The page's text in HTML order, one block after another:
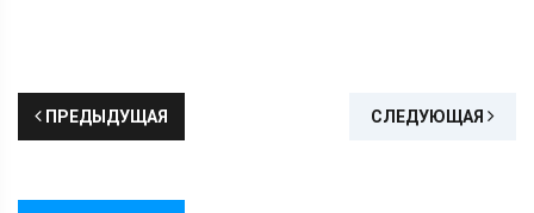
ПРЕДЫДУЩАЯ СЛЕДУЮЩАЯ